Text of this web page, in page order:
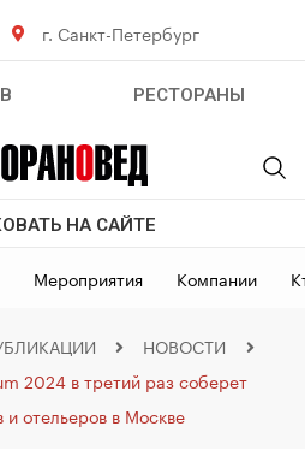
г. Санкт-Петербург
РЕСТОРАНЫ
НА САЙТЕ
Мероприятия Компании
НОВОСТИ
2024 в третий раз соберет
и отельеров в Москве